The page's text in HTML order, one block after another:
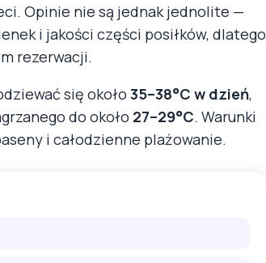
Opinie nie są jednak jednolite —
i jakości części posiłków, dlatego
rezerwacji.
się około 35–38°C w dzień,
do około 27–29°C. Warunki
i całodzienne plażowanie.